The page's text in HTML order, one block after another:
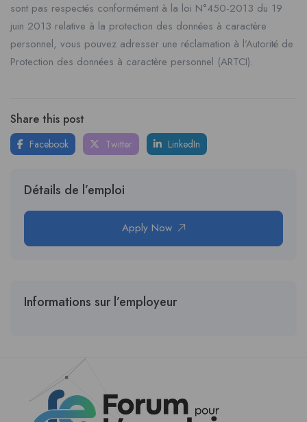
sont pas respectés conformément à la loi N°450-2013 du 19
juin 2013 relative à la protection des données à caractère
personnel, vous pouvez adresser une réclamation à l’Autorité de
Protection des données à caractère personnel (ARTCI).
Share this post
Facebook Twitter LinkedIn
Détails de l’emploi
Apply Now
Informations sur l’employeur